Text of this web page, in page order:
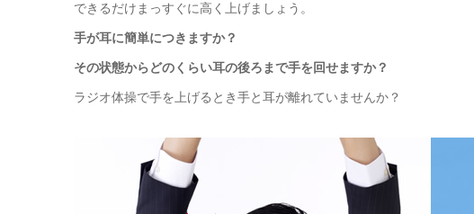
できるだけまっすぐに高く上げましょう。
手が耳に簡単につきますか？
その状態からどのくらい耳の後ろまで手を回せますか？
ラジオ体操で手を上げるとき手と耳が離れていませんか？